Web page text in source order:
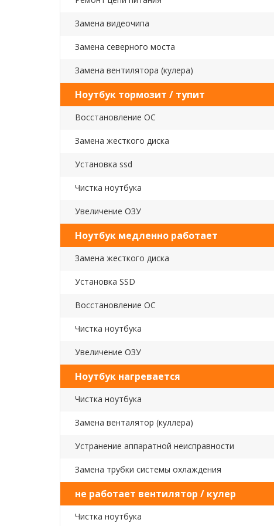
Замена видеочипа
Замена северного моста
Замена вентилятора (кулера)
Ноутбук тормозит / тупит
Восстановление ОС
Замена жесткого диска
Установка ssd
Чистка ноутбука
Увеличение ОЗУ
Ноутбук медленно работает
Замена жесткого диска
Установка SSD
Восстановление ОС
Чистка ноутбука
Увеличение ОЗУ
Ноутбук нагревается
Чистка ноутбука
Замена венталятор (куллера)
Устранение аппаратной неисправности
Замена трубки системы охлаждения
не работает вентилятор / кулер
Чистка ноутбука